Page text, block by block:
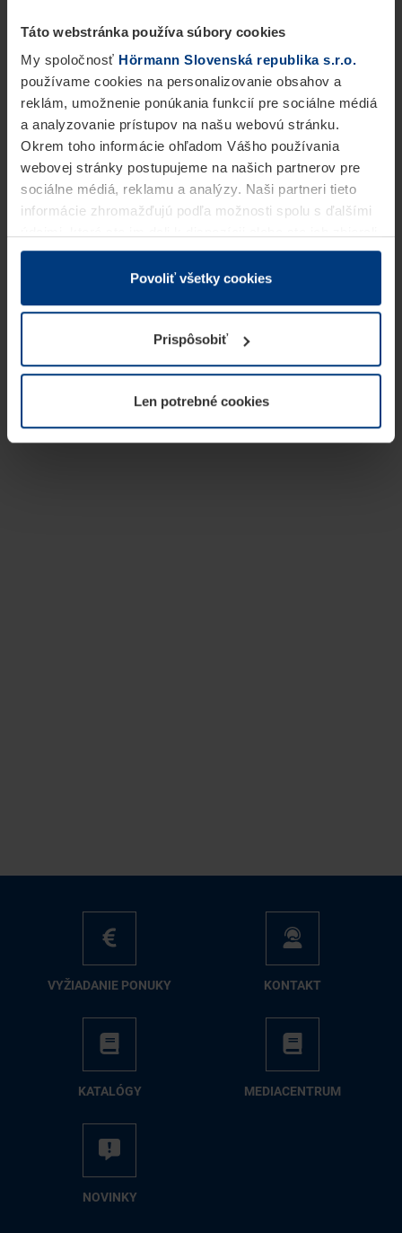
Táto webstránka používa súbory cookies
My spoločnosť Hörmann Slovenská republika s.r.o.
používame cookies na personalizovanie obsahov a
reklám, umožnenie ponúkania funkcií pre sociálne médiá
a analyzovanie prístupov na našu webovú stránku.
Okrem toho informácie ohľadom Vášho používania
webovej stránky postupujeme na našich partnerov pre
sociálne médiá, reklamu a analýzy. Naši partneri tieto
informácie zhromažďujú podľa možnosti spolu s ďalšími
v rámci Vášho využívania služieb.
Z právneho hľadiska môžeme cookies ukladať na Vašom
prevádzku tejto stránky. Pre všetky ostatné typy cookie
potrebujeme Vaše povolenie. Vaše povolenie môžete
kedykoľvek zmeniť alebo odvolať vo vysvetlení cookie
našej webovej stránky.
Povoliť všetky cookies
Prispôsobiť
Len potrebné cookies
VY­ŽIA­DA­NIE PO­NU­KY KON­TAKT
KA­TA­LÓ­GY ME­DIA­CEN­TRUM
NO­VIN­KY